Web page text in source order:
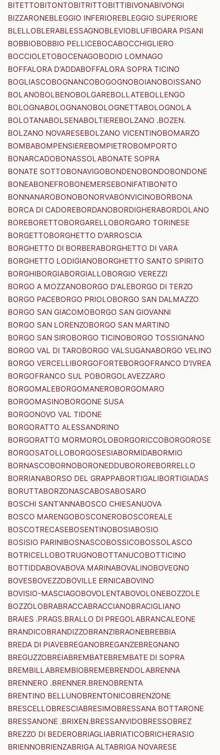
BITETTOBITONTOBITRITTOBITTIBIVONABIVONGI
BIZZARONEBLEGGIO INFERIOREBLEGGIO SUPERIORE
BLELLOBLERABLESSAGNOBLEVIOBLUFIBOARA PISANI
BOBBIOBOBBIO PELLICEBOCABOCCHIGLIERO
BOCCIOLETOBOCENAGOBODIO LOMNAGO
BOFFALORA D'ADDABOFFALORA SOPRA TICINO
BOGLIASCOBOGNANCOBOGOGNOBOIANOBOISSANO
BOLANOBOLBENOBOLGAREBOLLATEBOLLENGO
BOLOGNABOLOGNANOBOLOGNETTABOLOGNOLA
BOLOTANABOLSENABOLTIEREBOLZANO .BOZEN.
BOLZANO NOVARESEBOLZANO VICENTINOBOMARZO
BOMBABOMPENSIEREBOMPIETROBOMPORTO
BONARCADOBONASSOLABONATE SOPRA
BONATE SOTTOBONAVIGOBONDENOBONDOBONDONE
BONEABONEFROBONEMERSEBONIFATIBONITO
BONNANAROBONOBONORVABONVICINOBORBONA
BORCA DI CADOREBORDANOBORDIGHERABORDOLANO
BOREBORETTOBORGARELLOBORGARO TORINESE
BORGETTOBORGHETTO D'ARROSCIA
BORGHETTO DI BORBERABORGHETTO DI VARA
BORGHETTO LODIGIANOBORGHETTO SANTO SPIRITO
BORGHIBORGIABORGIALLOBORGIO VEREZZI
BORGO A MOZZANOBORGO D'ALEBORGO DI TERZO
BORGO PACEBORGO PRIOLOBORGO SAN DALMAZZO
BORGO SAN GIACOMOBORGO SAN GIOVANNI
BORGO SAN LORENZOBORGO SAN MARTINO
BORGO SAN SIROBORGO TICINOBORGO TOSSIGNANO
BORGO VAL DI TAROBORGO VALSUGANABORGO VELINO
BORGO VERCELLIBORGOFORTEBORGOFRANCO D'IVREA
BORGOFRANCO SUL POBORGOLAVEZZARO
BORGOMALEBORGOMANEROBORGOMARO
BORGOMASINOBORGONE SUSA
BORGONOVO VAL TIDONE
BORGORATTO ALESSANDRINO
BORGORATTO MORMOROLOBORGORICCOBORGOROSE
BORGOSATOLLOBORGOSESIABORMIDABORMIO
BORNASCOBORNOBORONEDDUBOROREBORRELLO
BORRIANABORSO DEL GRAPPABORTIGALIBORTIGIADAS
BORUTTABORZONASCABOSABOSARO
BOSCHI SANT'ANNABOSCO CHIESANUOVA
BOSCO MARENGOBOSCONEROBOSCOREALE
BOSCOTRECASEBOSENTINOBOSIABOSIO
BOSISIO PARINIBOSNASCOBOSSICOBOSSOLASCO
BOTRICELLOBOTRUGNOBOTTANUCOBOTTICINO
BOTTIDDABOVABOVA MARINABOVALINOBOVEGNO
BOVESBOVEZZOBOVILLE ERNICABOVINO
BOVISIO-MASCIAGOBOVOLENTABOVOLONEBOZZOLE
BOZZOLOBRABRACCABRACCIANOBRACIGLIANO
BRAIES .PRAGS.BRALLO DI PREGOLABRANCALEONE
BRANDICOBRANDIZZOBRANZIBRAONEBREBBIA
BREDA DI PIAVEBREGANOBREGANZEBREGNANO
BREGUZZOBREIABREMBATEBREMBATE DI SOPRA
BREMBILLABREMBIOBREMEBRENDOLABRENNA
BRENNERO .BRENNER.BRENOBRENTA
BRENTINO BELLUNOBRENTONICOBRENZONE
BRESCELLOBRESCIABRESIMOBRESSANA BOTTARONE
BRESSANONE .BRIXEN.BRESSANVIDOBRESSOBREZ
BREZZO DI BEDEROBRIAGLIABRIATICOBRICHERASIO
BRIENNOBRIENZABRIGA ALTABRIGA NOVARESE